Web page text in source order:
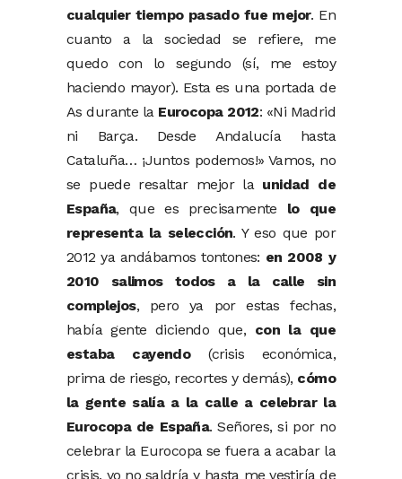
cualquier tiempo pasado fue mejor. En
cuanto a la sociedad se refiere, me
quedo con lo segundo (sí, me estoy
haciendo mayor). Esta es una portada de
As durante la Eurocopa 2012: «Ni Madrid
ni Barça. Desde Andalucía hasta
Cataluña… ¡Juntos podemos!» Vamos, no
se puede resaltar mejor la unidad de
España, que es precisamente lo que
representa la selección. Y eso que por
2012 ya andábamos tontones: en 2008 y
2010 salimos todos a la calle sin
complejos, pero ya por estas fechas,
había gente diciendo que, con la que
estaba cayendo(crisis económica,
prima de riesgo, recortes y demás), cómo
la gente salía a la calle a celebrar la
Eurocopa de España. Señores, si por no
celebrar la Eurocopa se fuera a acabar la
crisis, yo no saldría y hasta me vestiría de